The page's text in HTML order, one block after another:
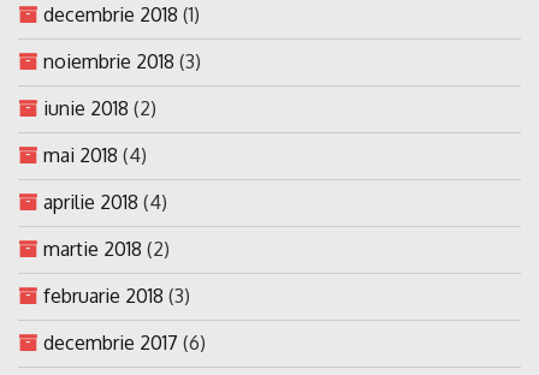
decembrie 2018 (1)
noiembrie 2018 (3)
iunie 2018 (2)
mai 2018 (4)
aprilie 2018 (4)
martie 2018 (2)
februarie 2018 (3)
decembrie 2017 (6)